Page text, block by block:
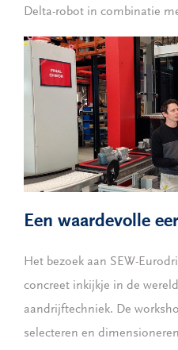
Delta-robot in combinatie
Een waardevolle
Het bezoek aan SEW-
concreet inkijkje in de
aandrijftechniek. De
selecteren en